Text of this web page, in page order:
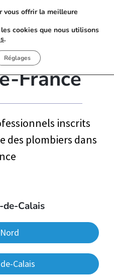
France
inscrits
des plombiers dans
de-Calais
Calais
vous offrir la meilleure
cookies que nous utilisons
.
Réglages